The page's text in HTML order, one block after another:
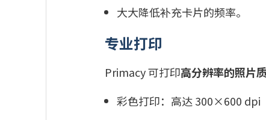
大大降低补充卡片的频率。
专业打印
Primacy 可打印高分辨率的照片
彩色打印：高达 300×600 dpi